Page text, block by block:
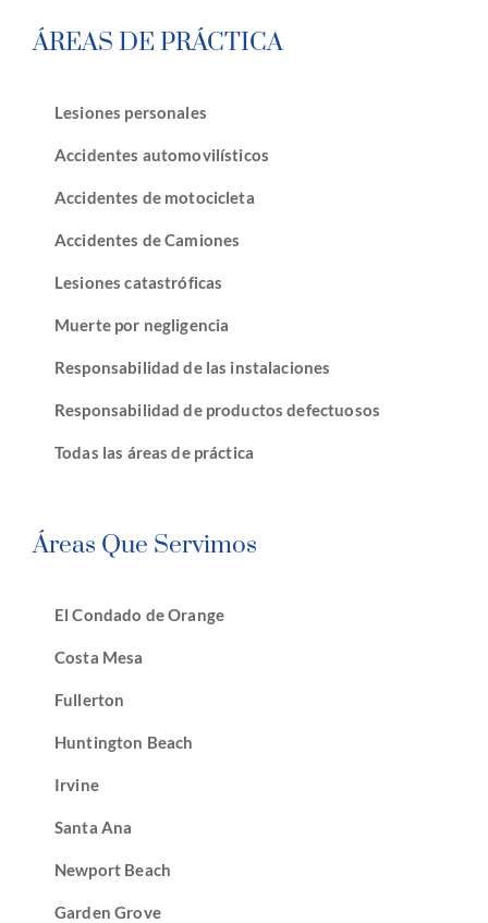
ÁREAS DE PRÁCTICA
Lesiones personales
Accidentes automovilísticos
Accidentes de motocicleta
Accidentes de Camiones
Lesiones catastróficas
Muerte por negligencia
Responsabilidad de las instalaciones
Responsabilidad de productos defectuosos
Todas las áreas de práctica
Áreas Que Servimos
El Condado de Orange
Costa Mesa
Fullerton
Huntington Beach
Irvine
Santa Ana
Newport Beach
Garden Grove